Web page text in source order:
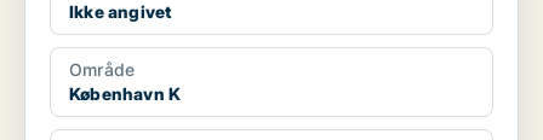
Ikke angivet
Område
København K